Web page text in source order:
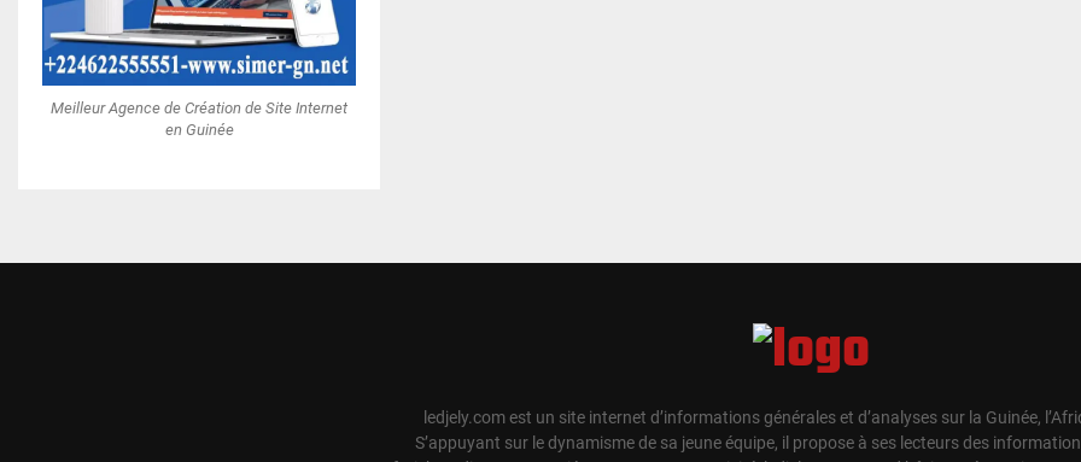
Meilleur Agence de Création de Site Internet
en Guinée
ledjely.com est un site internet d’informations générales et d’analyses sur la Guinée,
S’appuyant sur le dynamisme de sa jeune équipe, il propose à ses lecteurs des